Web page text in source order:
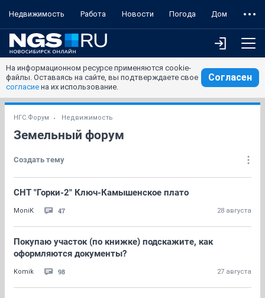
Недвижимость Работа Новости Погода Дом
На информационном ресурсе применяются cookie-
файлы. Оставаясь на сайте, вы подтверждаете свое
согласие на их использование.
Согласен
НГС.Форум Недвижимость
Земельный форум
Создать тему
СНТ "Горки-2" Ключ-Камышенское плато
MoniK 47 28 августа
Покупаю участок (по книжке) подскажите, как
оформляются документы?
Komik 98 27 августа